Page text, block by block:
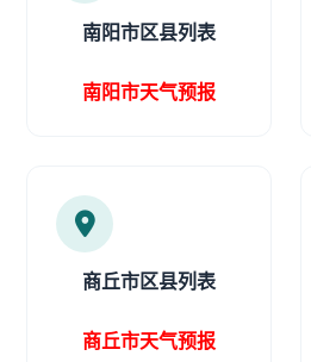
南阳市区县列表
南阳市天气预报
商丘市区县列表
商丘市天气预报